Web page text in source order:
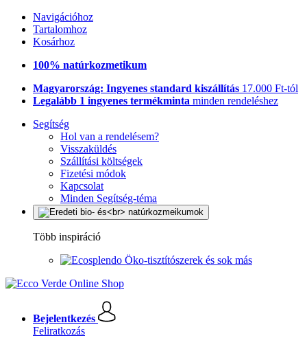
Navigációhoz
Tartalomhoz
Kosárhoz
100% natúrkozmetikum
Magyarország: Ingyenes standard kiszállítás 17.000 Ft-tól
Legalább 1 ingyenes termékminta minden rendeléshez
Segítség
Hol van a rendelésem?
Visszaküldés
Szállítási költségek
Fizetési módok
Kapcsolat
Minden Segítség-téma
Több inspiráció
Öko-tisztítószerek és sok más
Bejelentkezés
Feliratkozás